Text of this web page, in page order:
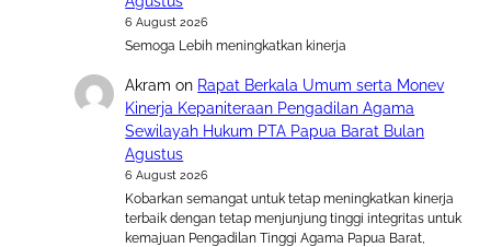
6 August 2026
Semoga Lebih meningkatkan kinerja
Akram on Rapat Berkala Umum serta Monev
Kinerja Kepaniteraan Pengadilan Agama
Sewilayah Hukum PTA Papua Barat Bulan
Agustus
6 August 2026
Kobarkan semangat untuk tetap meningkatkan kinerja
terbaik dengan tetap menjunjung tinggi integritas untuk
kemajuan Pengadilan Tinggi Agama Papua Barat,